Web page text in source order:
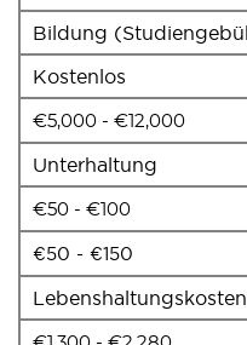
Bildung
Kostenlos
€5,000 - €12,000
Unterhaltung
€50 - €100
€50 - €150